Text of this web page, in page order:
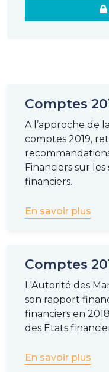
Comptes
A l’approche de
comptes 2019,
Financiers sur
financiers.
En savoir plus
Comptes
L'Autorité des
son rapport
financiers en
des Etats
En savoir plus